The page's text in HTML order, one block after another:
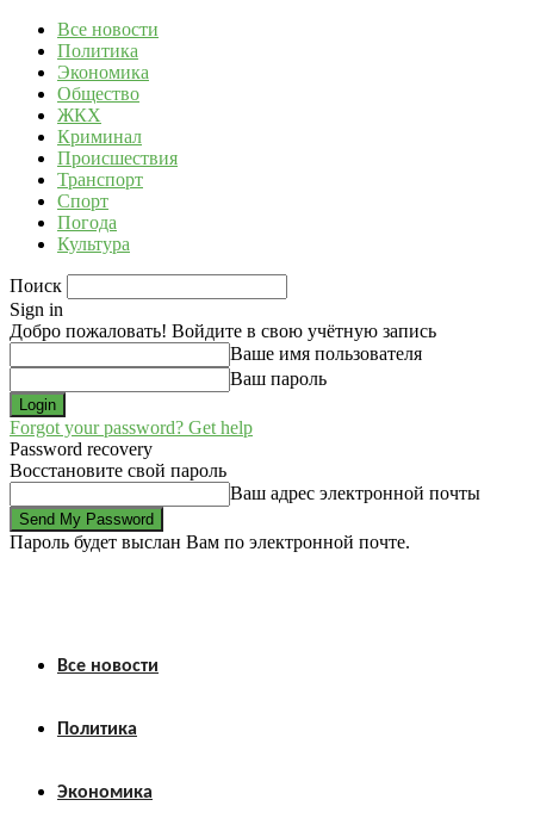
Все новости
Политика
Экономика
Общество
ЖКХ
Криминал
Происшествия
Транспорт
Спорт
Погода
Культура
Поиск
Sign in
Добро пожаловать! Войдите в свою учётную запись
Ваше имя пользователя
Ваш пароль
Forgot your password? Get help
Password recovery
Восстановите свой пароль
Ваш адрес электронной почты
Пароль будет выслан Вам по электронной почте.
Все новости
Политика
Экономика